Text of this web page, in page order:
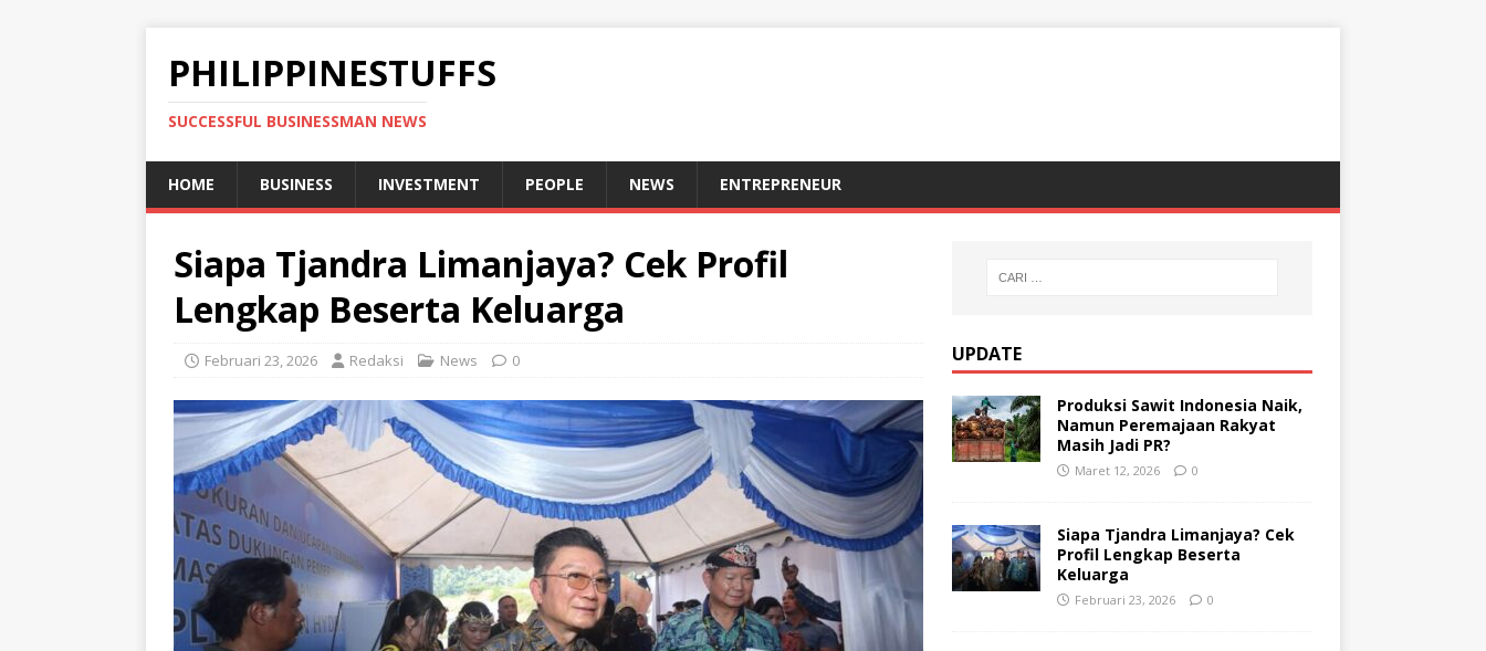
PHILIPPINESTUFFS
SUCCESSFUL BUSINESSMAN NEWS
HOME BUSINESS INVESTMENT PEOPLE NEWS ENTREPRENEUR
Siapa Tjandra Limanjaya? Cek Profil
Lengkap Beserta Keluarga
Februari 23, 2026 Redaksi News 0 UPDATE
Produksi Sawit Indonesia Naik,
Namun Peremajaan Rakyat
Masih Jadi PR?
Maret 12, 2026 0
Siapa Tjandra Limanjaya? Cek
Profil Lengkap Beserta
Keluarga
Februari 23, 2026 0